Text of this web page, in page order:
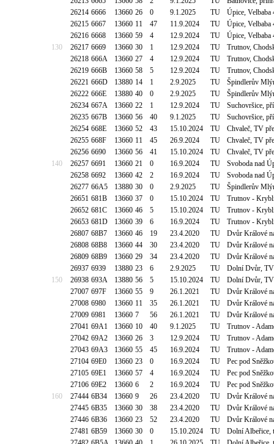
26214 6666 13660 26 0 9.1.2025 TU
Úpice, Velbaba
26215 6667 13660 11 47 11.9.2024 TU
Úpice, Velbaba
26216 6668 13660 59 4 12.9.2024 TU
Úpice, Velbaba
130
26217 6669 13660 30 1 12.9.2024 TU
Trutnov,
26218 666A 13660 27 4 12.9.2024 TU
Trutnov,
26219 666B 13660 58 5 12.9.2024 TU
Trutnov,
26221 666D 13880 14 1 2.9.2025 TU
Špindlerův
26222 666E 13880 40 0 2.9.2025 TU
Špindlerův
26234 667A 13660 22 1 12.9.2024 TU
Suchovršice,
26235 667B 13660 56 40 9.1.2025 TU
Suchovršice,
26254 668E 13660 52 43 15.10.2024 TU
Chvaleč, TV
26255 668F 13660 11 45 26.9.2024 TU
Chvaleč, TV
26256 6690 13660 56 41 15.10.2024 TU
Chvaleč, TV
140
26257 6691 13660 21 0 16.9.2024 TU
Svoboda nad
26258 6692 13660 42 2 16.9.2024 TU
Svoboda nad
26277 66A5 13880 30 0 2.9.2025 TU
Špindlerův
26651 681B 13660 37 0 15.10.2024 TU
Trutnov -
26652 681C 13660 46 5 15.10.2024 TU
Trutnov -
26653 681D 13660 39 6 16.9.2024 TU
Trutnov -
26807 68B7 13660 46 19 23.4.2020 TU
Dvůr Králové
26808 68B8 13660 44 30 23.4.2020 TU
Dvůr Králové
26809 68B9 13660 29 34 23.4.2020 TU
Dvůr Králové
26937 6939 13880 23 6 2.9.2025 TU
Dolní Dvůr,
150
26938 693A 13880 56 5 15.10.2024 TU
Dolní Dvůr,
27007 697F 13660 55 9 26.1.2021 TU
Dvůr Králové
27008 6980 13660 11 35 26.1.2021 TU
Dvůr Králové
27009 6981 13660 7 56 26.1.2021 TU
Dvůr Králové
27041 69A1 13660 10 40 9.1.2025 TU
Trutnov -
27042 69A2 13660 26 3 12.9.2024 TU
Trutnov -
27043 69A3 13660 55 45 16.9.2024 TU
Trutnov -
27104 69E0 13660 23 0 16.9.2024 TU
Pec pod
27105 69E1 13660 57 4 16.9.2024 TU
Pec pod
27106 69E2 13660 6 2 16.9.2024 TU
Pec pod
160
27444 6B34 13660 9 26 23.4.2020 TU
Dvůr Králové
27445 6B35 13660 30 38 23.4.2020 TU
Dvůr Králové
27446 6B36 13660 23 52 23.4.2020 TU
Dvůr Králové
27481 6B59 13660 30 0 15.10.2024 TU
Dolní Albeřice,